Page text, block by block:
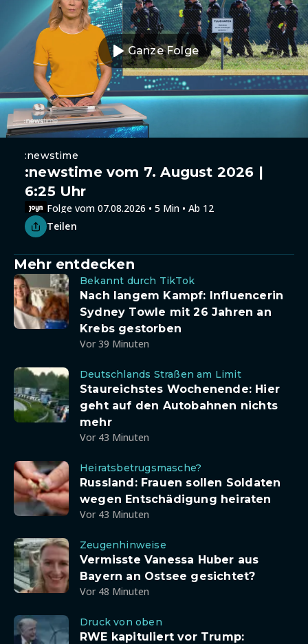
Ganze Folge
:newstime
:newstime vom 7. August 2026 |
6:25 Uhr
Folge vom 07.08.2026 • 5 Min • Ab 12
Teilen
Mehr entdecken
Bekannt durch TikTok
Nach langem Kampf: Influencerin
Sydney Towle mit 26 Jahren an
Krebs gestorben
Vor 39 Minuten
Deutschlands Straßen am Limit
Staureichstes Wochenende: Hier
geht auf den Autobahnen nichts
mehr
Vor 43 Minuten
Heiratsbetrugsmasche?
Russland: Frauen sollen Soldaten
wegen Entschädigung heiraten
Vor 43 Minuten
Zeugenhinweise
Vermisste Vanessa Huber aus
Bayern an Ostsee gesichtet?
Vor 48 Minuten
Druck von oben
RWE kapituliert vor Trump: